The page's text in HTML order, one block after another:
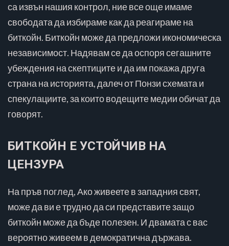
са извън нашия контрол, ние все още имаме
свободата да избираме как да реагираме на
биткойн. Биткойн може да предложи икономическа
независимост. Надявам се да оспоря сегашните
убеждения на скептиците и да им покажа друга
страна на историята, далеч от Понзи схемата и
спекулациите, за които водещите медии обичат да
говорят.
БИТКОЙН Е УСТОЙЧИВ НА
ЦЕНЗУРА
На пръв поглед, Ако живеете в западния свят,
може да ви е трудно да си представите защо
биткойн може да бъде полезен. И двамата с вас
вероятно живеем в демократична държава.